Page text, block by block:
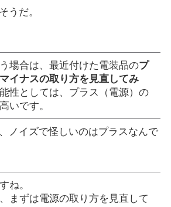
うだ。
場合は、最近付けた電装品のプ
イナスの取り方を見直してみ
性としては、プラス（電源）の
いです。
ノイズで怪しいのはプラスなんで
ね。
まずは電源の取り方を見直して